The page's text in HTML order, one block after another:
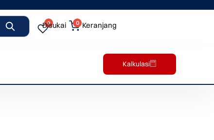
0
Disukai 0 Keranjang
Kalkulasi